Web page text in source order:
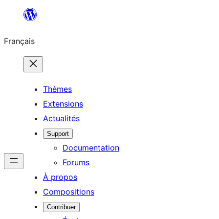
contenu
Français
Thèmes
Extensions
Actualités
Support
Documentation
Forums
À propos
Compositions
Contribuer